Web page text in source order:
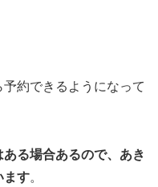
約できるようになって
る場合あるので、あき
ます。